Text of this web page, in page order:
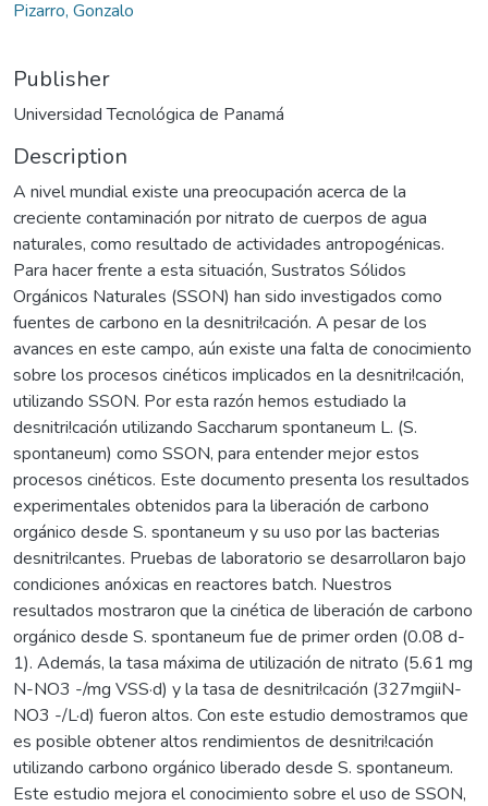
Pizarro, Gonzalo
Publisher
Universidad Tecnológica de Panamá
Description
A nivel mundial existe una preocupación acerca de la
creciente contaminación por nitrato de cuerpos de agua
naturales, como resultado de actividades antropogénicas.
Para hacer frente a esta situación, Sustratos Sólidos
Orgánicos Naturales (SSON) han sido investigados como
fuentes de carbono en la desnitri!cación. A pesar de los
avances en este campo, aún existe una falta de conocimiento
sobre los procesos cinéticos implicados en la desnitri!cación,
utilizando SSON. Por esta razón hemos estudiado la
desnitri!cación utilizando Saccharum spontaneum L. (S.
spontaneum) como SSON, para entender mejor estos
procesos cinéticos. Este documento presenta los resultados
experimentales obtenidos para la liberación de carbono
orgánico desde S. spontaneum y su uso por las bacterias
desnitri!cantes. Pruebas de laboratorio se desarrollaron bajo
condiciones anóxicas en reactores batch. Nuestros
resultados mostraron que la cinética de liberación de carbono
orgánico desde S. spontaneum fue de primer orden (0.08 d-
1). Además, la tasa máxima de utilización de nitrato (5.61 mg
N-NO3 -/mg VSS·d) y la tasa de desnitri!cación (327mgiiN-
NO3 -/L·d) fueron altos. Con este estudio demostramos que
es posible obtener altos rendimientos de desnitri!cación
utilizando carbono orgánico liberado desde S. spontaneum.
Este estudio mejora el conocimiento sobre el uso de SSON,